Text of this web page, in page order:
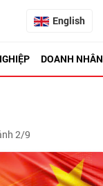
English
DOANH NHÂN
2/9